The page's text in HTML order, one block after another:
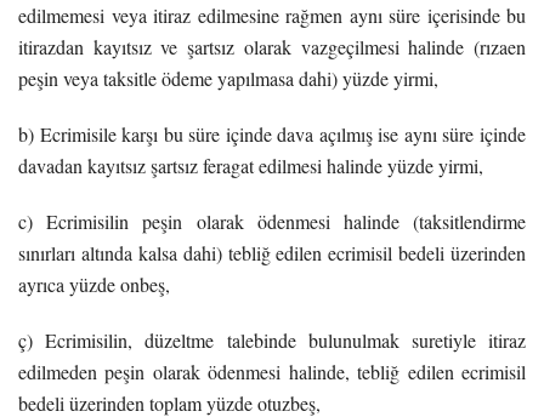
edilmemesi veya itiraz edilmesine rağmen aynı süre içerisinde bu
itirazdan kayıtsız ve şartsız olarak vazgeçilmesi halinde (rızaen
peşin veya taksitle ödeme yapılmasa dahi) yüzde yirmi,
b) Ecrimisile karşı bu süre içinde dava açılmış ise aynı süre içinde
davadan kayıtsız şartsız feragat edilmesi halinde yüzde yirmi,
c) Ecrimisilin peşin olarak ödenmesi halinde (taksitlendirme
sınırları altında kalsa dahi) tebliğ edilen ecrimisil bedeli üzerinden
ayrıca yüzde onbeş,
ç) Ecrimisilin, düzeltme talebinde bulunulmak suretiyle itiraz
edilmeden peşin olarak ödenmesi halinde, tebliğ edilen ecrimisil
bedeli üzerinden toplam yüzde otuzbeş,